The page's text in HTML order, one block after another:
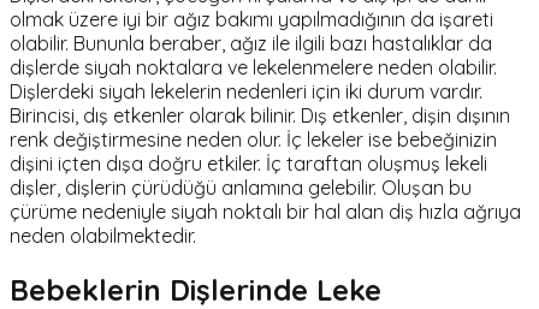
olmak üzere iyi bir ağız bakımı yapılmadığının da işareti
olabilir. Bununla beraber, ağız ile ilgili bazı hastalıklar da
dişlerde siyah noktalara ve lekelenmelere neden olabilir.
Dişlerdeki siyah lekelerin nedenleri için iki durum vardır.
Birincisi, dış etkenler olarak bilinir. Dış etkenler, dişin dışının
renk değiştirmesine neden olur. İç lekeler ise bebeğinizin
dişini içten dışa doğru etkiler. İç taraftan oluşmuş lekeli
dişler, dişlerin çürüdüğü anlamına gelebilir. Oluşan bu
çürüme nedeniyle siyah noktalı bir hal alan diş hızla ağrıya
neden olabilmektedir.
Bebeklerin Dişlerinde Leke